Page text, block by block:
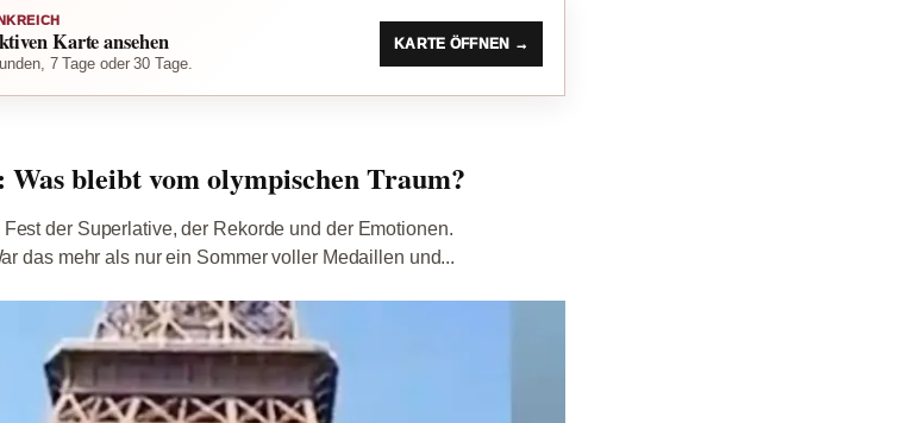
Karte ansehen
7 Tage oder 30 Tage.
KARTE ÖFFNEN →
bleibt vom olympischen Traum?
der Superlative, der Rekorde und der Emotionen.
das mehr als nur ein Sommer voller Medaillen und...